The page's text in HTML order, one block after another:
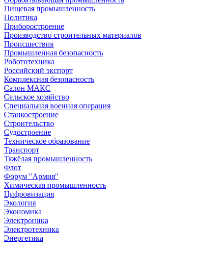
Пищевая промышленность
Политика
Приборостроение
Производство строительных материалов
Происшествия
Промышленная безопасность
Робототехника
Российский экспорт
Комплексная безопасность
Салон МАКС
Сельское хозяйство
Специальная военная операция
Станкостроение
Строительство
Судостроение
Техническое образование
Транспорт
Тяжёлая промышленность
Флот
Форум "Армия"
Химическая промышленность
Цифровизация
Экология
Экономика
Электроника
Электротехника
Энергетика